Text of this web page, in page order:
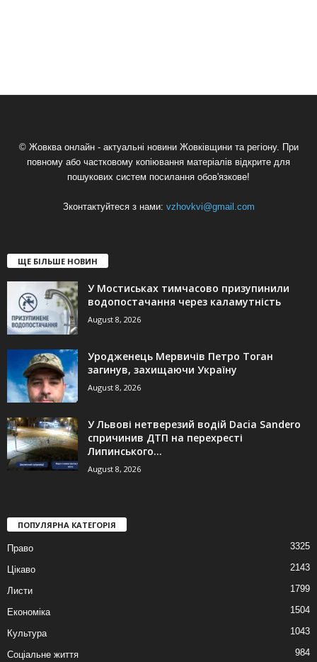
© Жовква онлайн - актуальні новини Жовківщини та регіону. При
повному або частковому копіювання матеріалів відкрите для
пошукових систем посилання обов'язкове!
Зконтактуйтеся з нами: vzhovkvi@gmail.com
ЩЕ БІЛЬШЕ НОВИН
У Мостиськах тимчасово призупинили
водопостачання через каламутність
August 8, 2026
Уродженець Мервичів Петро Тоган
загинув, захищаючи Україну
August 8, 2026
У Львові нетверезий водій Dacia Sandero
спричинив ДТП на перехресті
Липинського...
August 8, 2026
ПОПУЛЯРНА КАТЕГОРІЯ
Право 3325
Цікаво 2143
Листи 1799
Економіка 1504
Культура 1043
Соціальне життя 984